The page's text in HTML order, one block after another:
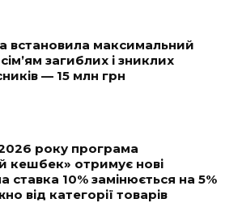
встановила максимальний
загиблих і зниклих
— 15 млн грн
року програма
кешбек» отримує нові
ставка 10% замінюється на 5%
від категорії товарів